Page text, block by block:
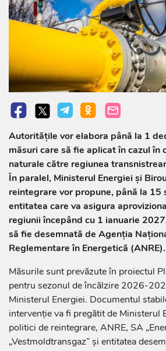
Autoritățile vor elabora până la 1
măsuri care să fie aplicat în cazul în
naturale către regiunea
În paralel, Ministerul Energiei și
reintegrare vor propune, până la 15
entitatea care va asigura
regiunii începând cu 1 ianuarie
să fie desemnată de Agenția
Reglementare în Energetică (ANRE).
Măsurile sunt prevăzute în proiectul
pentru sezonul de încălzire 2026-
Ministerul Energiei. Documentul
intervenție va fi pregătit de Ministerul
politici de reintegrare, ANRE, SA
„Vestmoldtransgaz” și entitatea